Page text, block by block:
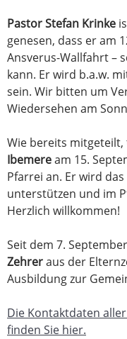
Pastor Stefan Krinke
genesen, dass er am
Ansverus-Wallfahrt –
kann. Er wird b.a.w.
sein. Wir bitten um
Wiedersehen am
Wie bereits
Ibemeream 15.
Pfarrei an. Er wird
unterstützen und im
Herzlich willkommen!
Seit dem 7.
Zehreraus der
Ausbildung zur
Die Kontaktdaten
finden Sie hier.